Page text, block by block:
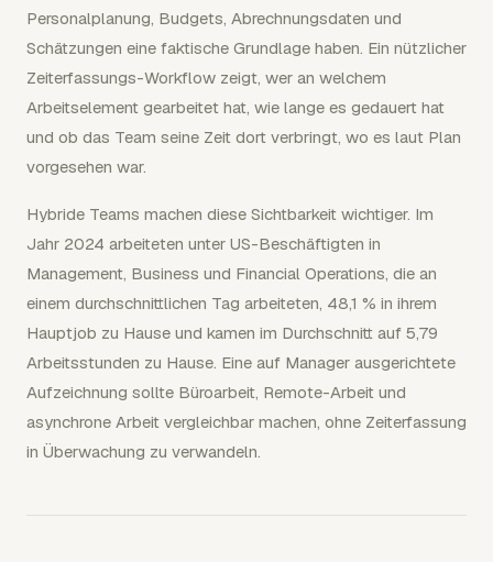
Personalplanung, Budgets, Abrechnungsdaten und
Schätzungen eine faktische Grundlage haben. Ein nützlicher
Zeiterfassungs-Workflow zeigt, wer an welchem
Arbeitselement gearbeitet hat, wie lange es gedauert hat
und ob das Team seine Zeit dort verbringt, wo es laut Plan
vorgesehen war.
Hybride Teams machen diese Sichtbarkeit wichtiger. Im
Jahr 2024 arbeiteten unter US-Beschäftigten in
Management, Business und Financial Operations, die an
einem durchschnittlichen Tag arbeiteten, 48,1 % in ihrem
Hauptjob zu Hause und kamen im Durchschnitt auf 5,79
Arbeitsstunden zu Hause. Eine auf Manager ausgerichtete
Aufzeichnung sollte Büroarbeit, Remote-Arbeit und
asynchrone Arbeit vergleichbar machen, ohne Zeiterfassung
in Überwachung zu verwandeln.